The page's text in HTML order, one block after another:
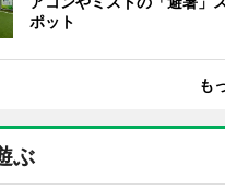
ポット
も
ぶ